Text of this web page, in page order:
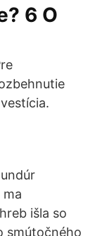
6 O
išla so
smútočného